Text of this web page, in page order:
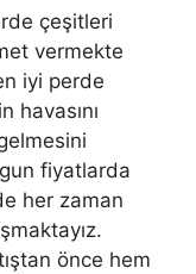
çeşitleri
vermekte
iyi perde
havasını
fiyatlarda
her zaman
önce hem